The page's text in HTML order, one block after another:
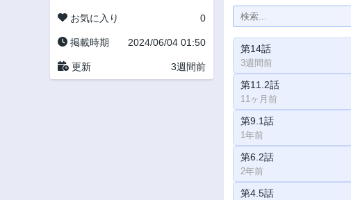
お気に入り 0
掲載時期 2024/06/04 01:50
更新 3週間前
第14話
3週間前
第11.2話
11ヶ月前
第9.1話
1年前
第6.2話
2年前
第4.5話